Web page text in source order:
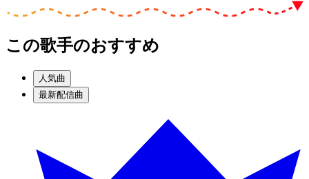
この歌手のおすすめ
人気曲
最新配信曲